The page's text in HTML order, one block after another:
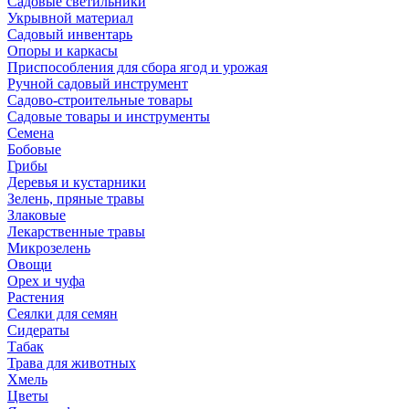
Укрывной материал
Садовый инвентарь
Опоры и каркасы
Приспособления для сбора ягод и урожая
Ручной садовый инструмент
Садово-строительные товары
Садовые товары и инструменты
Семена
Бобовые
Грибы
Деревья и кустарники
Зелень, пряные травы
Злаковые
Лекарственные травы
Микрозелень
Овощи
Орех и чуфа
Растения
Сеялки для семян
Сидераты
Табак
Трава для животных
Хмель
Цветы